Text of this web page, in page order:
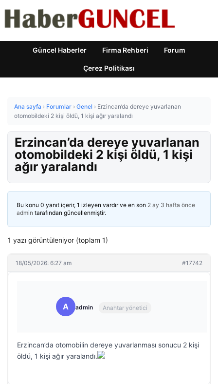
Güncel Haberler Firma Rehberi Forum
Çerez Politikası
Ana sayfa › Forumlar › Genel › Erzincan’da dereye yuvarlanan
otomobildeki 2 kişi öldü, 1 kişi ağır yaralandı
Erzincan’da dereye yuvarlanan
otomobildeki 2 kişi öldü, 1 kişi
ağır yaralandı
Bu konu 0 yanıt içerir, 1 izleyen vardır ve en son 2 ay 3 hafta önce
admin tarafından güncellenmiştir.
1 yazı görüntüleniyor (toplam 1)
18/05/2026: 6:27 am #17742
A admin Anahtar yönetici
Erzincan’da otomobilin dereye yuvarlanması sonucu 2 kişi
öldü, 1 kişi ağır yaralandı.